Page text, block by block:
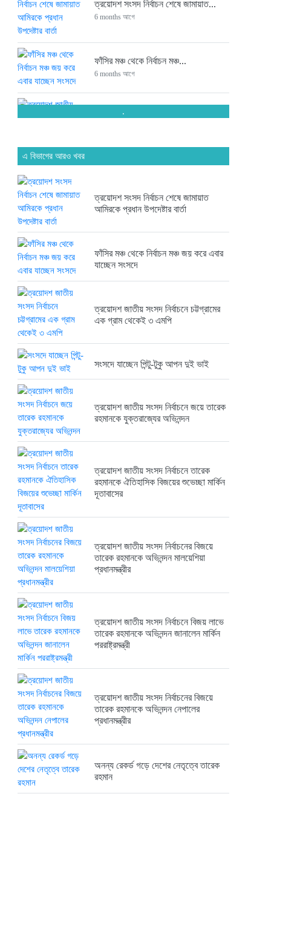
ত্রয়োদশ সংসদ নির্বাচন শেষে জামায়াত...
6 months আগে
ফাঁসির মঞ্চ থেকে নির্বাচন মঞ্চ...
6 months আগে
ত্রয়োদশ জাতীয় সংসদ নির্বাচনে চট্টগ্রামের...
সংসদে যাচ্ছেন পিন্টু-টুকু আপন দুই...
ত্রয়োদশ জাতীয় সংসদ নির্বাচনে জয়ে...
6 months আগে
ত্রয়োদশ জাতীয় সংসদ নির্বাচনের বিজয়ে...
6 months আগে
ত্রয়োদশ জাতীয় সংসদ নির্বাচনে বিজয়...
ত্রয়োদশ জাতীয় সংসদ নির্বাচনের বিজয়ে...
.
এ বিভাগের আরও খবর
ত্রয়োদশ সংসদ নির্বাচন শেষে জামায়াত
আমিরকে প্রধান উপদেষ্টার বার্তা
ফাঁসির মঞ্চ থেকে নির্বাচন মঞ্চ জয় করে এবার
যাচ্ছেন সংসদে
ত্রয়োদশ জাতীয় সংসদ নির্বাচনে চট্টগ্রামের
এক গ্রাম থেকেই ৩ এমপি
সংসদে যাচ্ছেন পিন্টু-টুকু আপন দুই ভাই
ত্রয়োদশ জাতীয় সংসদ নির্বাচনে জয়ে তারেক
রহমানকে যুক্তরাজ্যের অভিনন্দন
ত্রয়োদশ জাতীয় সংসদ নির্বাচনে তারেক
রহমানকে ঐতিহাসিক বিজয়ের শুভেচ্ছা মার্কিন
দূতাবাসের
ত্রয়োদশ জাতীয় সংসদ নির্বাচনের বিজয়ে
তারেক রহমানকে অভিনন্দন মালয়েশিয়া
প্রধানমন্ত্রীর
ত্রয়োদশ জাতীয় সংসদ নির্বাচনে বিজয় লাভে
তারেক রহমানকে অভিনন্দন জানালেন মার্কিন
পররাষ্ট্রমন্ত্রী
ত্রয়োদশ জাতীয় সংসদ নির্বাচনের বিজয়ে
তারেক রহমানকে অভিনন্দন নেপালের
প্রধানমন্ত্রীর
অনন্য রেকর্ড গড়ে দেশের নেতৃত্বে তারেক
রহমান